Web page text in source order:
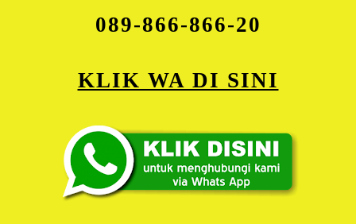
089-866-866-20
KLIK WA DI SINI